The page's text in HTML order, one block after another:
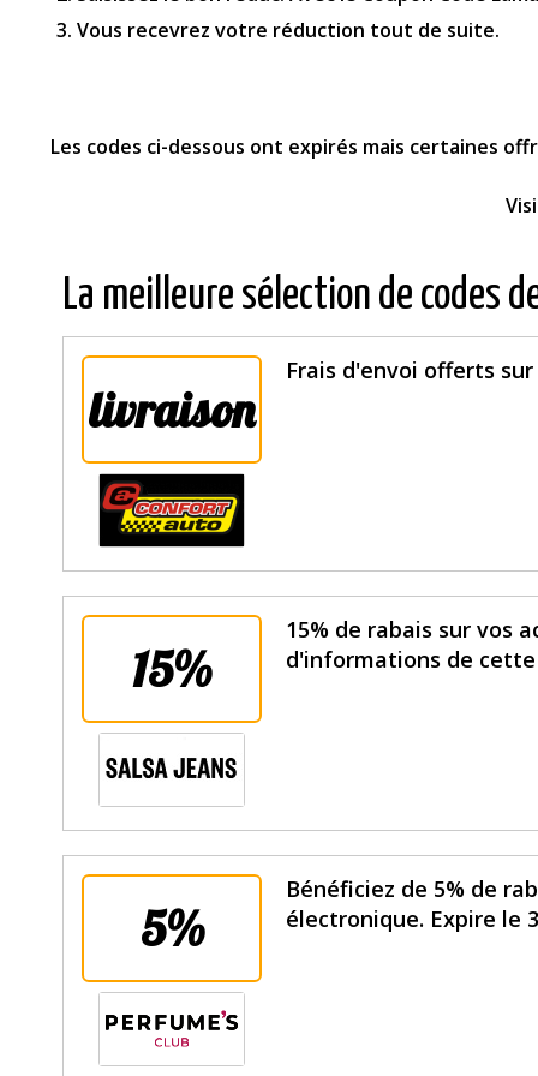
Vous recevrez votre réduction tout de suite.
Les codes ci-dessous ont expirés mais certaines
La meilleure sélection de codes
livraison
Frais d'envoi offerts
15%
15% de rabais sur vos
d'informations de cette
5%
Bénéficiez de 5% de
électronique. Expire le